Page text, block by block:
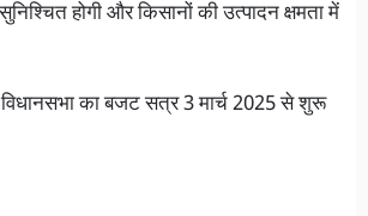
होगी और किसानों की उत्पादन क्षमता में
का बजट सत्र 3 मार्च 2025 से शुरू